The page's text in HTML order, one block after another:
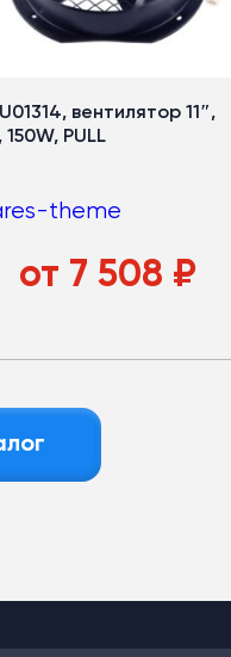
вентилятор 11″,
150W, PULL
theme
от 7 508 ₽